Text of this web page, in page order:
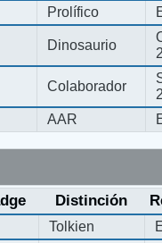
Prolífico
Dinosaurio
Colaborador
AAR
Distinción
Tolkien